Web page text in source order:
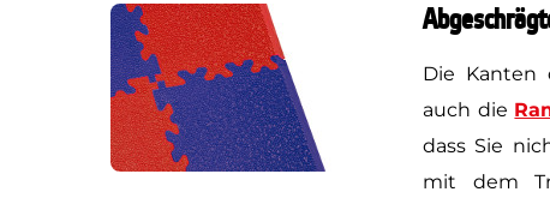
Die Kanten
auch die
dass Sie
mit dem